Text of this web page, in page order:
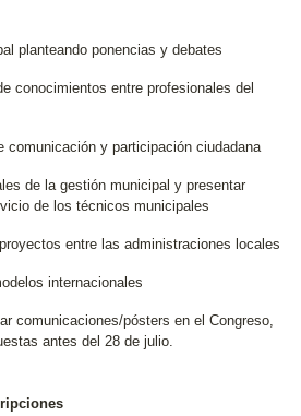
planteando ponencias y debates
conocimientos entre profesionales del
comunicación y participación ciudadana
de la gestión municipal y presentar
de los técnicos municipales
entre las administraciones locales
internacionales
comunicaciones/pósters en el Congreso,
antes del 28 de julio.